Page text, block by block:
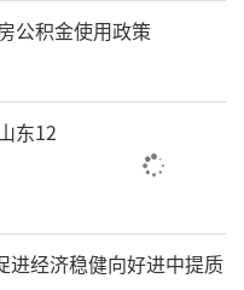
公积金使用政策
东12
进经济稳健向好进中提质